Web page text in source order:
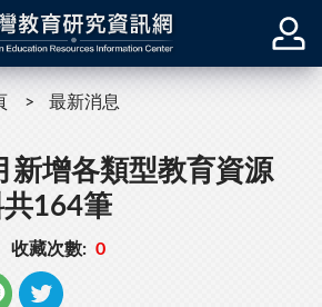
最新消息
新增各類型教育資源
164筆
收藏次數: 0